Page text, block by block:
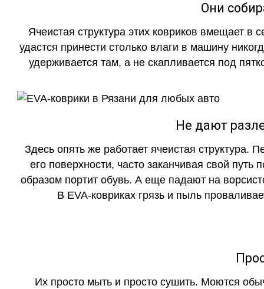
Они
Ячеистая структура этих ковриков вмещает в
удастся принести столько влаги в машину
удерживается там, а не скапливается под
Не дают
Здесь опять же работает ячеистая структура.
его поверхности, часто заканчивая свой
образом портит обувь. А еще падают на
В EVA-ковриках грязь и пыль
Их просто мыть и просто сушить. Моются